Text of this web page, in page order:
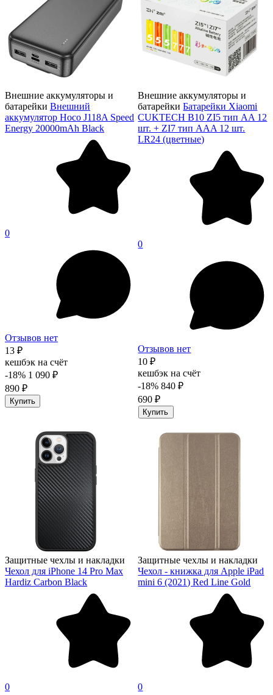
Внешние аккумуляторы и
батарейки Внешний
аккумулятор Hoco J118A Speed
Energy 20000mAh Black
0
Отзывов нет
13 ₽
кешбэк на счёт
-18% 1 090 ₽
890 ₽
Купить
Внешние аккумуляторы и
батарейки Батарейки Xiaomi
CUKTECH B10 ZI5 тип AA 12
шт. + ZI7 тип AAA 12 шт.
LR24 (цветные)
0
Отзывов нет
10 ₽
кешбэк на счёт
-18% 840 ₽
690 ₽
Купить
Защитные чехлы и накладки
Чехол для iPhone 14 Pro Max
Hardiz Carbon Black
0
Защитные чехлы и накладки
Чехол - книжка для Apple iPad
mini 6 (2021) Red Line Gold
0